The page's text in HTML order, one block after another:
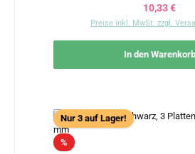
Regulärer
10,33 €
Preise inkl. MwSt. zzgl.
In den Warenkorb
Nur 3 auf Lager!
%Rabatt